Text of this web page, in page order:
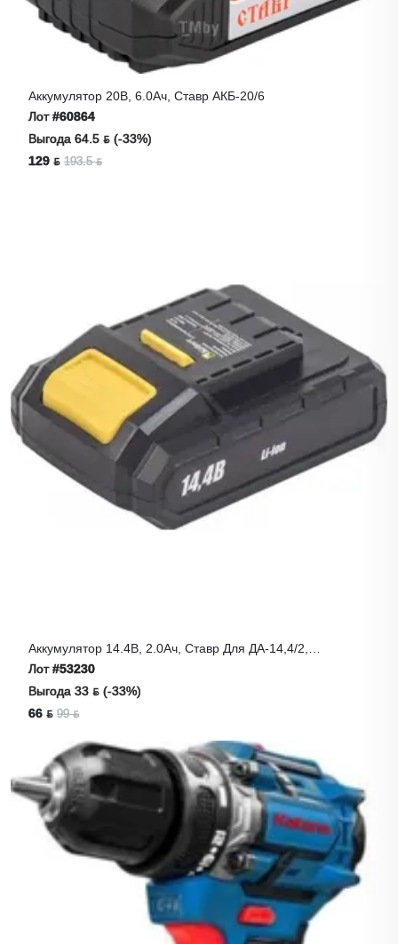
Аккумулятор 20В, 6.0Ач, Ставр АКБ-20/6
Лот#60864
Выгода 64.5 ƃ (-33%)
129 ƃ 193.5 ƃ
Аккумулятор 14.4В, 2.0Ач, Ставр Для ДА-14,4/2,
ДА-14,4/2УК, Li-Ion,
Лот#53230
Выгода 33 ƃ (-33%)
66 ƃ 99 ƃ